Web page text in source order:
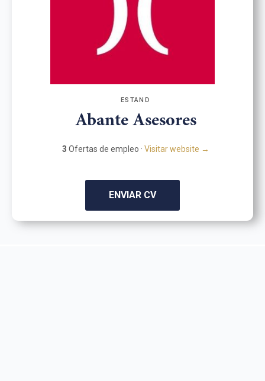
ESTAND
Abante Asesores
3 Ofertas de empleo · Visitar website →
ENVIAR CV